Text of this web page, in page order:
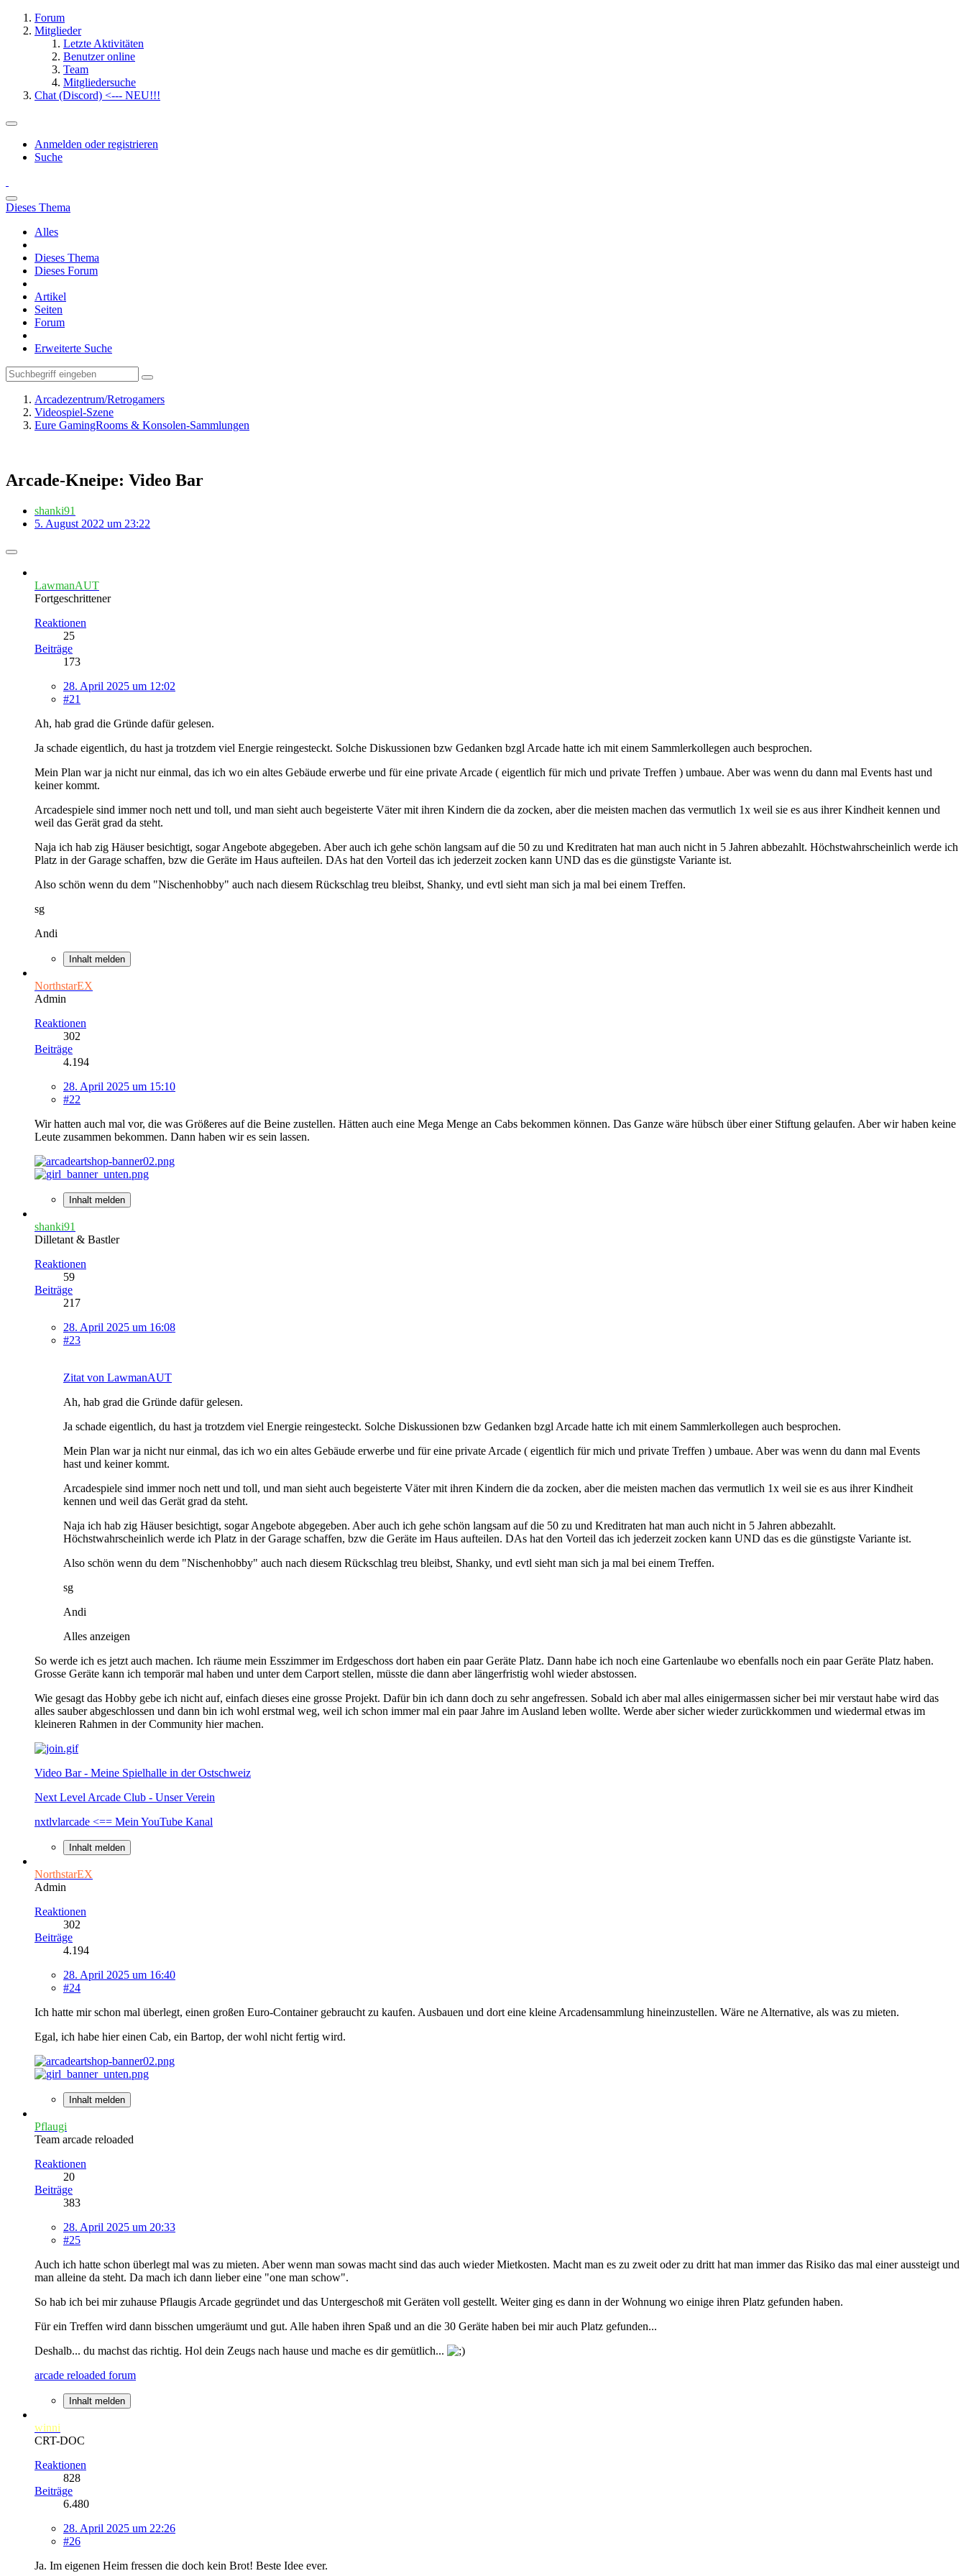
Forum
Mitglieder
Letzte Aktivitäten
Benutzer online
Team
Mitgliedersuche
Chat (Discord) <--- NEU!!!
Anmelden oder registrieren
Suche
Dieses Thema
Alles
Dieses Thema
Dieses Forum
Artikel
Seiten
Forum
Erweiterte Suche
Arcadezentrum/Retrogamers
Videospiel-Szene
Eure GamingRooms & Konsolen-Sammlungen
Arcade-Kneipe: Video Bar
shanki91
5. August 2022 um 23:22
LawmanAUT
Fortgeschrittener
Reaktionen
25
Beiträge
173
28. April 2025 um 12:02
#21
Ah, hab grad die Gründe dafür gelesen.
Ja schade eigentlich, du hast ja trotzdem viel Energie reingesteckt. Solche Diskussionen bzw Gedanken bzgl Arcade hatte ich mit einem Sammlerkollegen auch besprochen.
Mein Plan war ja nicht nur einmal, das ich wo ein altes Gebäude erwerbe und für eine private Arcade ( eigentlich für mich und private Treffen ) umbaue. Aber was wenn du dann mal Events hast und
keiner kommt.
Arcadespiele sind immer noch nett und toll, und man sieht auch begeisterte Väter mit ihren Kindern die da zocken, aber die meisten machen das vermutlich 1x weil sie es aus ihrer Kindheit kennen und
weil das Gerät grad da steht.
Naja ich hab zig Häuser besichtigt, sogar Angebote abgegeben. Aber auch ich gehe schön langsam auf die 50 zu und Kreditraten hat man auch nicht in 5 Jahren abbezahlt. Höchstwahrscheinlich werde ich
Platz in der Garage schaffen, bzw die Geräte im Haus aufteilen. DAs hat den Vorteil das ich jederzeit zocken kann UND das es die günstigste Variante ist.
Also schön wenn du dem "Nischenhobby" auch nach diesem Rückschlag treu bleibst, Shanky, und evtl sieht man sich ja mal bei einem Treffen.
sg
Andi
Inhalt melden
NorthstarEX
Admin
Reaktionen
302
Beiträge
4.194
28. April 2025 um 15:10
#22
Wir hatten auch mal vor, die was Größeres auf die Beine zustellen. Hätten auch eine Mega Menge an Cabs bekommen können. Das Ganze wäre hübsch über einer Stiftung gelaufen. Aber wir haben keine
Leute zusammen bekommen. Dann haben wir es sein lassen.
Inhalt melden
shanki91
Dilletant & Bastler
Reaktionen
59
Beiträge
217
28. April 2025 um 16:08
#23
Zitat von LawmanAUT
Ah, hab grad die Gründe dafür gelesen.
Ja schade eigentlich, du hast ja trotzdem viel Energie reingesteckt. Solche Diskussionen bzw Gedanken bzgl Arcade hatte ich mit einem Sammlerkollegen auch besprochen.
Mein Plan war ja nicht nur einmal, das ich wo ein altes Gebäude erwerbe und für eine private Arcade ( eigentlich für mich und private Treffen ) umbaue. Aber was wenn du dann mal Events
hast und keiner kommt.
Arcadespiele sind immer noch nett und toll, und man sieht auch begeisterte Väter mit ihren Kindern die da zocken, aber die meisten machen das vermutlich 1x weil sie es aus ihrer Kindheit
kennen und weil das Gerät grad da steht.
Naja ich hab zig Häuser besichtigt, sogar Angebote abgegeben. Aber auch ich gehe schön langsam auf die 50 zu und Kreditraten hat man auch nicht in 5 Jahren abbezahlt.
Höchstwahrscheinlich werde ich Platz in der Garage schaffen, bzw die Geräte im Haus aufteilen. DAs hat den Vorteil das ich jederzeit zocken kann UND das es die günstigste Variante ist.
Also schön wenn du dem "Nischenhobby" auch nach diesem Rückschlag treu bleibst, Shanky, und evtl sieht man sich ja mal bei einem Treffen.
sg
Andi
Alles anzeigen
So werde ich es jetzt auch machen. Ich räume mein Esszimmer im Erdgeschoss dort haben ein paar Geräte Platz. Dann habe ich noch eine Gartenlaube wo ebenfalls noch ein paar Geräte Platz haben.
Grosse Geräte kann ich temporär mal haben und unter dem Carport stellen, müsste die dann aber längerfristig wohl wieder abstossen.
Wie gesagt das Hobby gebe ich nicht auf, einfach dieses eine grosse Projekt. Dafür bin ich dann doch zu sehr angefressen. Sobald ich aber mal alles einigermassen sicher bei mir verstaut habe wird das
alles sauber abgeschlossen und dann bin ich wohl erstmal weg, weil ich schon immer mal ein paar Jahre im Ausland leben wollte. Werde aber sicher wieder zurückkommen und wiedermal etwas im
kleineren Rahmen in der Community hier machen.
Video Bar - Meine Spielhalle in der Ostschweiz
Next Level Arcade Club - Unser Verein
nxtlvlarcade <== Mein YouTube Kanal
Inhalt melden
NorthstarEX
Admin
Reaktionen
302
Beiträge
4.194
28. April 2025 um 16:40
#24
Ich hatte mir schon mal überlegt, einen großen Euro-Container gebraucht zu kaufen. Ausbauen und dort eine kleine Arcadensammlung hineinzustellen. Wäre ne Alternative, als was zu mieten.
Egal, ich habe hier einen Cab, ein Bartop, der wohl nicht fertig wird.
Inhalt melden
Pflaugi
Team arcade reloaded
Reaktionen
20
Beiträge
383
28. April 2025 um 20:33
#25
Auch ich hatte schon überlegt mal was zu mieten. Aber wenn man sowas macht sind das auch wieder Mietkosten. Macht man es zu zweit oder zu dritt hat man immer das Risiko das mal einer aussteigt und
man alleine da steht. Da mach ich dann lieber eine "one man schow".
So hab ich bei mir zuhause Pflaugis Arcade gegründet und das Untergeschoß mit Geräten voll gestellt. Weiter ging es dann in der Wohnung wo einige ihren Platz gefunden haben.
Für ein Treffen wird dann bisschen umgeräumt und gut. Alle haben ihren Spaß und an die 30 Geräte haben bei mir auch Platz gefunden...
Deshalb... du machst das richtig. Hol dein Zeugs nach hause und mache es dir gemütlich...
arcade reloaded forum
Inhalt melden
winni
CRT-DOC
Reaktionen
828
Beiträge
6.480
28. April 2025 um 22:26
#26
Ja. Im eigenen Heim fressen die doch kein Brot! Beste Idee ever.